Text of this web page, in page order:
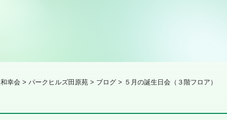
幸会 > パークヒルズ田原苑 > ブログ > ５月の誕生日会（３階フロア）